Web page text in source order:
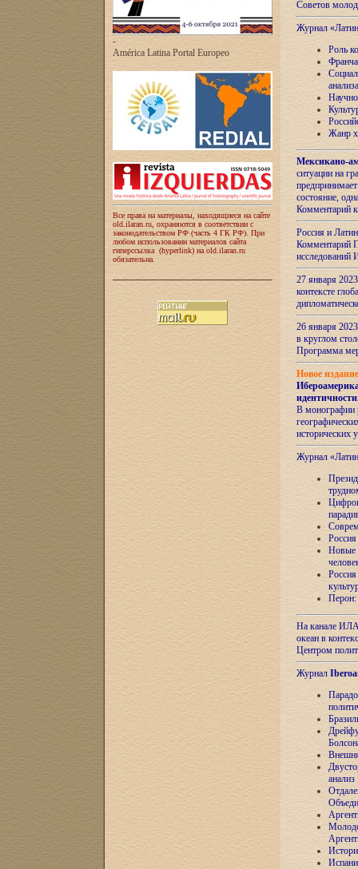
-
América Latina Portal Europeo
Все права на материалы, находящиеся на сайте
old.ilaran.ru, охраняются в соответствии с
законодательством РФ (часть 4 ГК РФ). При
любом использовании материалов сайта
гиперссылка (hyperlink) на old.ilaran.ru
обязательна.
Советов
Журнал
Роль
анализа
Жанр
Мексикано-
ситуации на
состояние,
Комментарий
Россия и
Комментарий
27 января
контексте
26 января
в круглом
Программа
Новое
идентичности
В монографии
исторических
Журнал
Новые
Перон:
На канале
океан в
Центром
Журнал
анализ